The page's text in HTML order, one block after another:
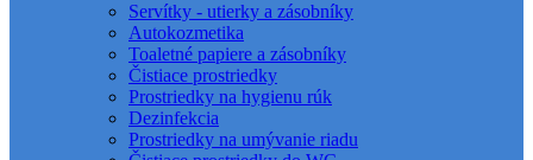
Servítky - utierky a zásobníky
Autokozmetika
Toaletné papiere a zásobníky
Čistiace prostriedky
Prostriedky na hygienu rúk
Dezinfekcia
Prostriedky na umývanie riadu